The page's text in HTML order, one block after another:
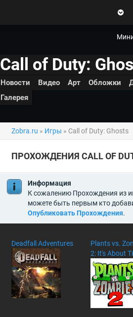
т
м
ы
Call of Duty:
Новости Видео Арт Обложки
Галерея
Zobra.ru » Игры » Call of Duty: Ghosts
ПРОХОЖДЕНИЯ CALL OF
Информация
К сожалению Прохождения из
можете быть первым кто
Опубликовать Прохождения.
Deadfall Adventures
Plants vs.
2: It's About